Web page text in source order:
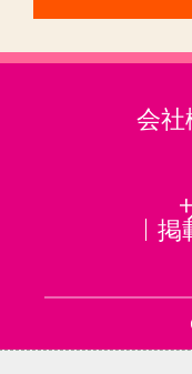
K-POP(5)
ダンス・
会社
掲